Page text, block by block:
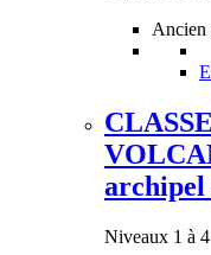
Ancien
archipel
Niveaux 1 à 4